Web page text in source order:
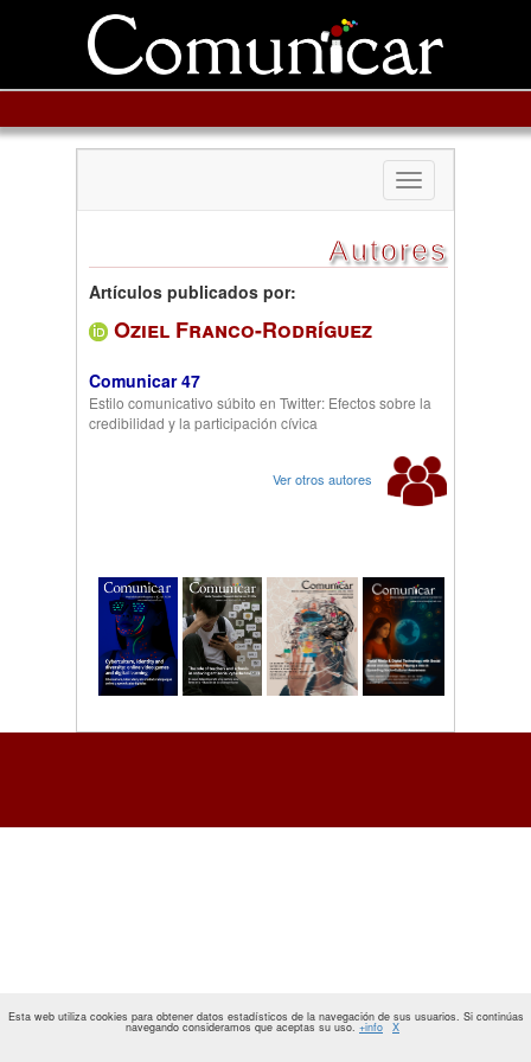
Toggle
navigation
Autores
Artículos publicados por:
Oziel Franco-Rodríguez
Comunicar 47
Estilo comunicativo súbito en Twitter: Efectos sobre la
credibilidad y la participación cívica
Ver otros autores
Esta web utiliza cookies para obtener datos estadísticos de la navegación de sus usuarios. Si continúas
navegando consideramos que aceptas su uso. +info X